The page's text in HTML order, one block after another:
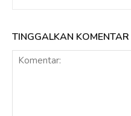
TINGGALKAN KOMENTAR